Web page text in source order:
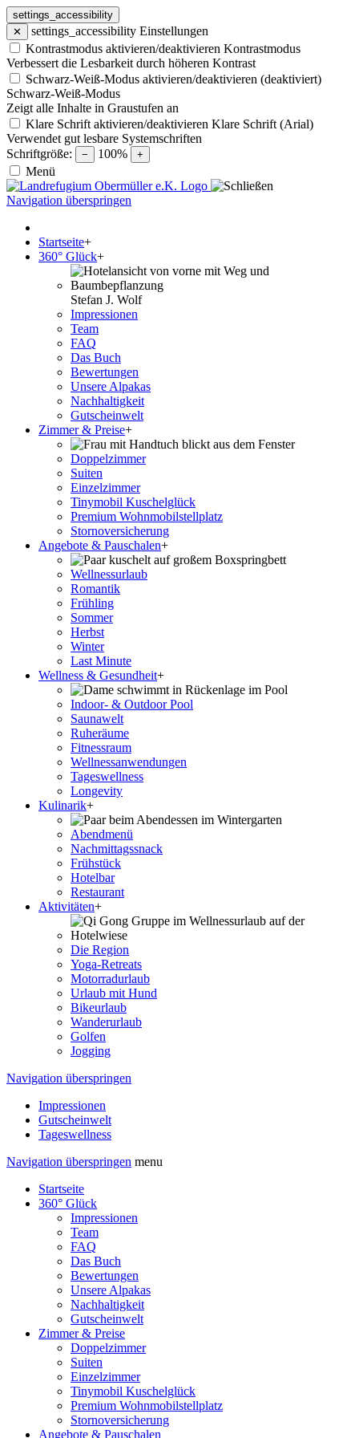
settings_accessibility
✕
settings_accessibility Einstellungen
Kontrastmodus aktivieren/deaktivieren Kontrastmodus
Verbessert die Lesbarkeit durch höheren Kontrast
Schwarz-Weiß-Modus aktivieren/deaktivieren (deaktiviert)
Schwarz-Weiß-Modus
Zeigt alle Inhalte in Graustufen an
Klare Schrift aktivieren/deaktivieren Klare Schrift (Arial)
Verwendet gut lesbare Systemschriften
Schriftgröße:
− 100% +
Menü
Navigation überspringen
Startseite+
360° Glück+
Stefan J. Wolf
Impressionen
Team
FAQ
Das Buch
Bewertungen
Unsere Alpakas
Nachhaltigkeit
Gutscheinwelt
Zimmer & Preise+
Doppelzimmer
Suiten
Einzelzimmer
Tinymobil Kuschelglück
Premium Wohnmobilstellplatz
Stornoversicherung
Angebote & Pauschalen+
Wellnessurlaub
Romantik
Frühling
Sommer
Herbst
Winter
Last Minute
Wellness & Gesundheit+
Indoor- & Outdoor Pool
Saunawelt
Ruheräume
Fitnessraum
Wellness­anwendungen
Tageswellness
Longevity
Kulinarik+
Abendmenü
Nachmittagssnack
Frühstück
Hotelbar
Restaurant
Aktivitäten+
Die Region
Yoga-Retreats
Motorradurlaub
Urlaub mit Hund
Bikeurlaub
Wanderurlaub
Golfen
Jogging
Navigation überspringen
Impressionen
Gutscheinwelt
Tageswellness
Navigation überspringen menu
Startseite
360° Glück
Impressionen
Team
FAQ
Das Buch
Bewertungen
Unsere Alpakas
Nachhaltigkeit
Gutscheinwelt
Zimmer & Preise
Doppelzimmer
Suiten
Einzelzimmer
Tinymobil Kuschelglück
Premium Wohnmobilstellplatz
Stornoversicherung
Angebote & Pauschalen